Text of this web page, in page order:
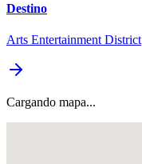
Destino
Arts Entertainment District
Cargando mapa...